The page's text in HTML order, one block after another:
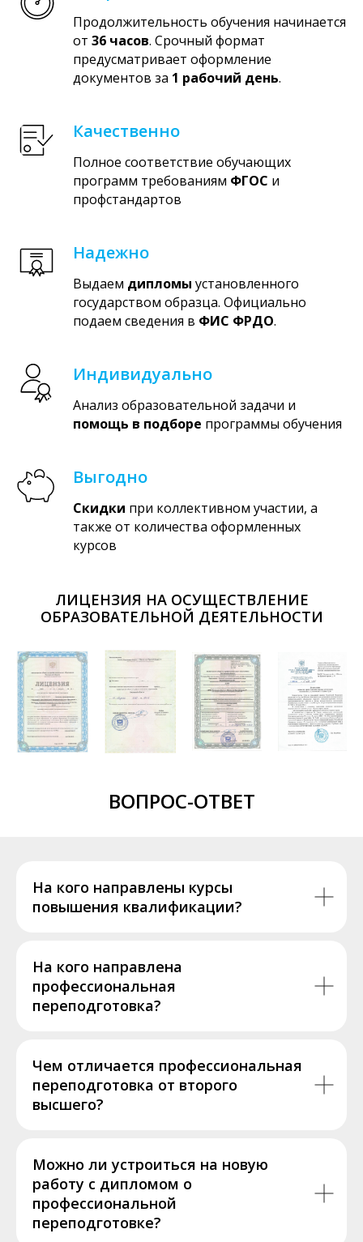
Продолжительность обучения начинается
от 36 часов. Срочный формат
предусматривает оформление
документов за 1 рабочий день.
Качественно
Полное соответствие обучающих
программ требованиям ФГОС и
профстандартов
Надежно
Выдаем дипломы установленного
государством образца. Официально
подаем сведения в ФИС ФРДО.
Индивидуально
Анализ образовательной задачи и
помощь в подборе программы обучения
Выгодно
Скидки при коллективном участии, а
также от количества оформленных
курсов
ЛИЦЕНЗИЯ НА ОСУЩЕСТВЛЕНИЕ
ОБРАЗОВАТЕЛЬНОЙ ДЕЯТЕЛЬНОСТИ
ВОПРОС-ОТВЕТ
На кого направлены курсы
повышения квалификации?
На кого направлена
профессиональная
переподготовка?
Чем отличается профессиональная
переподготовка от второго
высшего?
Можно ли устроиться на новую
работу с дипломом о
профессиональной
переподготовке?